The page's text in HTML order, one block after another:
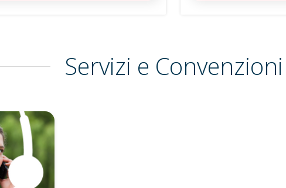
Servizi e Convenzioni